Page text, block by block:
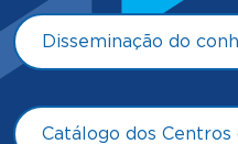
Disseminação do
Catálogo dos Centros